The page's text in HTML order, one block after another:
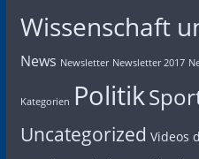
Wissenschaft
News Newsletter Newsletter 2017
Kategorien Politik
Uncategorized Videos